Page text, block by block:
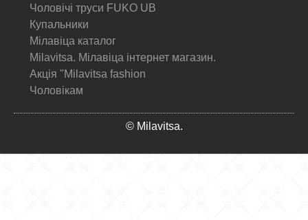
Чоловічі труси FUKO UB
Купальники
Мілавіца каталог
Milavitsa. Мілавіца інтернет магазин.
Акція "Milavitsa fashion
Чоловікам
© Milavitsa.